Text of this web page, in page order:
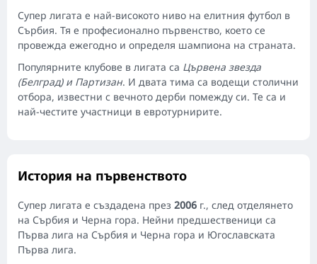
Супер лигата е най-високото ниво на елитния футбол в
Сърбия. Тя е професионално първенство, което се
провежда ежегодно и определя шампиона на страната.
Популярните клубове в лигата са Цървена звезда
(Белград) и Партизан. И двата тима са водещи столични
отбора, известни с вечното дерби помежду си. Те са и
най-честите участници в евротурнирите.
История на първенството
Супер лигата е създадена през 2006 г., след отделянето
на Сърбия и Черна гора. Нейни предшественици са
Първа лига на Сърбия и Черна гора и Югославската
Първа лига.